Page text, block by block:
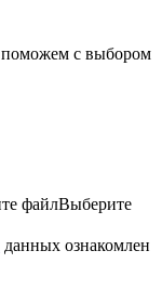
поможем с выбором
файлВыберите
данных ознакомлен